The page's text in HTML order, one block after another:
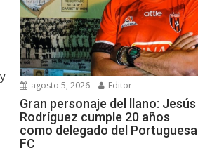
agosto 5, 2026 Editor
Gran personaje del llano: Jesús
Rodríguez cumple 20 años
como delegado del Portuguesa
FC